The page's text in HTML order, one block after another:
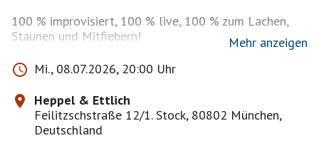
100 % improvisiert, 100 % live, 100 % zum Lachen,
Staunen und Mitfiebern!
Das Publikum liefert die Inspiration, ein großartiger
Musiker den Soundtrack, und das Ensemble bringt
deine Ideen zum Leben – humorvoll, kreativ und immer
überraschend. Egal, ob du Opernfan, Bauerntheater-
Liebhaber oder kompletter Kulturbanause bist – du
Mehr anzeigen
Mi., 08.07.2026, 20:00 Uhr
Heppel & Ettlich
Feilitzschstraße 12/1. Stock, 80802 München,
Deutschland